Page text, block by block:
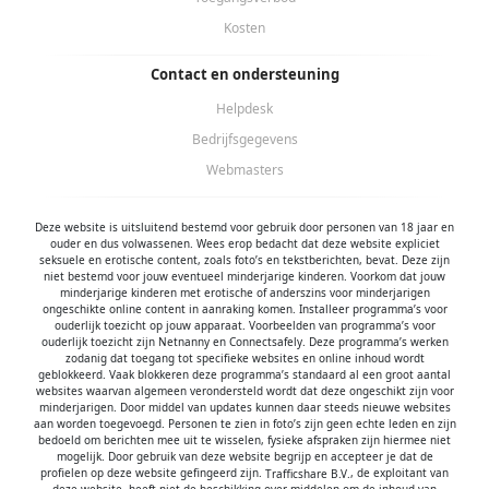
afspreken zonder daarover eerst met jou te
vertellen dat hij jou meteen moet laten weten wanneer
wanneer jouw kind seksueel getinte content of andere
content waarvan hij schrikt, op internet tegenkomt.
Deze site wordt beschermd door reCAPTCHA, het
en deAlgemene Voorwaarden
het herkennen en in bescherming nemen van consumenten
die de aard van de diensten op deze website mogelijk niet
begrijpen. Het beschermplan houdt onder meer in dat jijzelf,
maar ook derden een toegangsverbod voor jou kunnen
aanvragen. Meer informatie hierover tref je aan op de
paginaToegangsverbod.
Op het gebruik van deze website zijn dealgemene
voorwaarden,cookieverklaringenprivacybeleid van
van toepassing. Door op"Akkoord en
doorgaan"te klikken ga je met decookieverklaringen
privacybeleid akkoord. Indien je je op de website
registreert, ga je tevens akkoord met dealgemene
voorwaarden.
Kosten
Contact en ondersteuning
Helpdesk
Bedrijfsgegevens
Webmasters
Deze website is uitsluitend bestemd voor gebruik door personen van 18 jaar en
ouder en dus volwassenen. Wees erop bedacht dat deze website expliciet
seksuele en erotische content, zoals foto’s en tekstberichten, bevat. Deze zijn
niet bestemd voor jouw eventueel minderjarige kinderen. Voorkom dat jouw
minderjarige kinderen met erotische of anderszins voor minderjarigen
ongeschikte online content in aanraking komen. Installeer programma’s voor
ouderlijk toezicht op jouw apparaat. Voorbeelden van programma’s voor
ouderlijk toezicht zijn Netnannyen Connectsafely. Deze programma’s werken
zodanig dat toegang tot specifieke websites en online inhoud wordt
geblokkeerd. Vaak blokkeren deze programma’s standaard al een groot aantal
websites waarvan algemeen verondersteld wordt dat deze ongeschikt zijn voor
minderjarigen. Door middel van updates kunnen daar steeds nieuwe websites
aan worden toegevoegd. Personen te zien in foto’s zijn geen echte leden en zijn
bedoeld om berichten mee uit te wisselen, fysieke afspraken zijn hiermee niet
mogelijk. Door gebruik van deze website begrijp en accepteer je dat de
profielen op deze website gefingeerd zijn.
, de exploitant van